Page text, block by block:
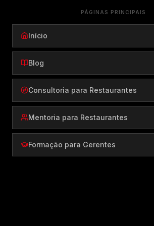
PÁGINAS PRINCIPAIS
Início
Blog
Consultoria para Restaurantes
Mentoria para Restaurantes
Formação para Gerentes